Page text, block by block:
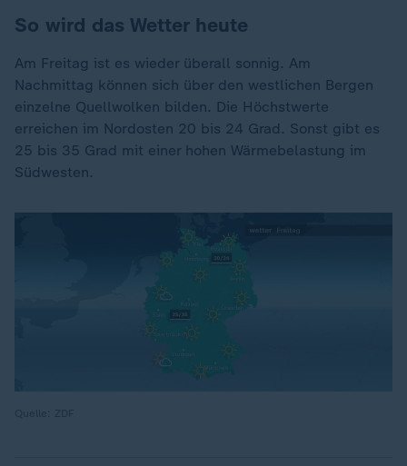
So wird das Wetter heute
Am Freitag ist es wieder überall sonnig. Am
Nachmittag können sich über den westlichen Bergen
einzelne Quellwolken bilden. Die Höchstwerte
erreichen im Nordosten 20 bis 24 Grad. Sonst gibt es
25 bis 35 Grad mit einer hohen Wärmebelastung im
Südwesten.